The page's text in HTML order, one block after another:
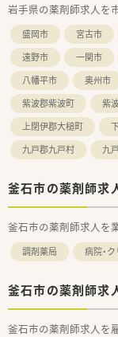
【1日の流れ】
＜出社＞
↓ 販売状
↓ 得意先
↓ 得意先
↓ 得意先
↓ 倉庫内
＜退社＞ 管
【想定される
■管理薬剤師
異動して活
■本社勤務で
ります。
【会社特徴】
■全国に133
■医薬品の安
ル機能も強み
■女性活躍推
います。
岩手県の薬剤師求人を
盛岡市 宮古市
遠野市
一関市
八幡平市
奥州市
紫波郡紫波町
紫
上閉伊郡大槌町
九戸郡九戸村
九
釜石市の薬剤師求
釜石市の薬剤師求人を
調剤薬局 病院・
釜石市の薬剤師求
釜石市の薬剤師求人を